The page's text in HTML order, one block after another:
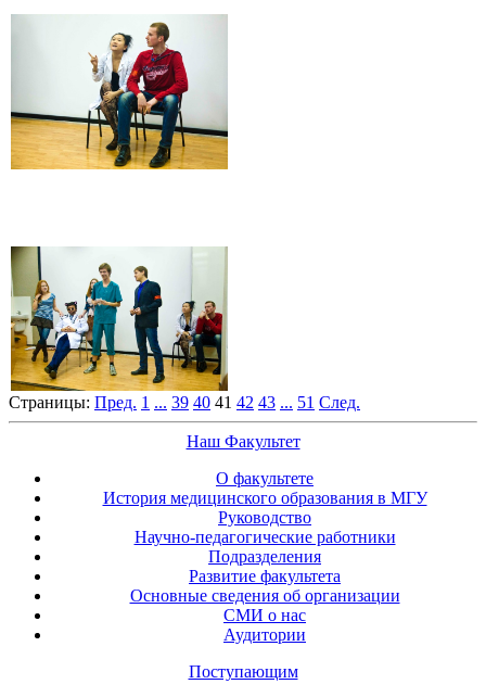
Страницы: Пред. 1 ... 39 40 41 42 43 ... 51 След.
Наш Факультет
О факультете
История медицинского образования в МГУ
Руководство
Научно-педагогические работники
Подразделения
Развитие факультета
Основные сведения об организации
СМИ о нас
Аудитории
Поступающим